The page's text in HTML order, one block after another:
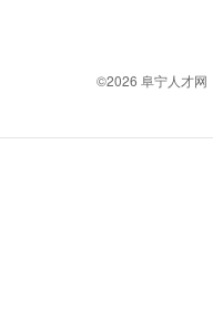
©2026 阜宁人才网